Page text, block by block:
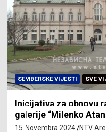
SEMBERSKE VIJESTI SVE
Inicijativa za obnovu
galerije “Milenko
15. Novembra 2024. NTV